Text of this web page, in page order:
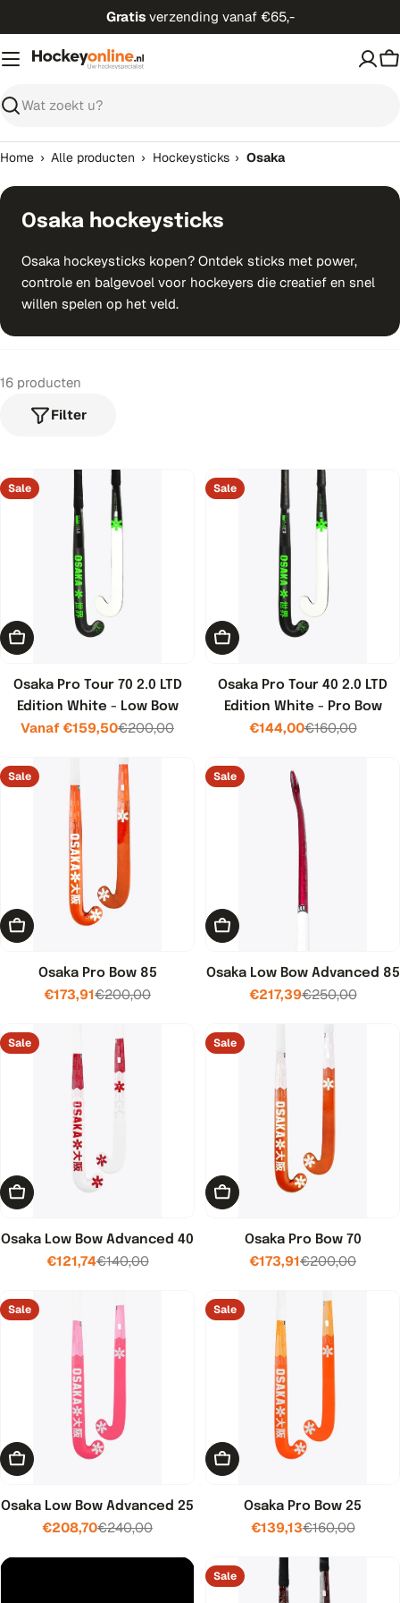
direct
naar
inhoud
Gratis verzending vanaf €65,-
Zoeken
Home › Alle producten › Hockeysticks › Osaka
Osaka hockeysticks
Osaka hockeysticks kopen? Ontdek sticks met power,
controle en balgevoel voor hockeyers die creatief en snel
willen spelen op het veld.
16 producten
Filter
Sale
Kies opties
Osaka Pro Tour 70 2.0 LTD
Edition White - Low Bow
Verkoopprijs
Vanaf €159,50Normale
€200,00
Sale
Toevoegen aan
Osaka Pro Tour 40 2.0 LTD
Edition White - Pro Bow
Verkoopprijs
€144,00Normale
€160,00
Sale
Kies opties
Osaka Pro Bow 85
Verkoopprijs
€173,91Normale
€200,00
Sale
Kies opties
Osaka Low Bow Advanced 85
Verkoopprijs
€217,39Normale
€250,00
Sale
Toevoegen aan winkelwagen
Osaka Low Bow Advanced 40
Verkoopprijs
€121,74Normale
€140,00
Sale
Kies opties
Osaka Pro Bow 70
Verkoopprijs
€173,91Normale
€200,00
Sale
Toevoegen aan winkelwagen
Osaka Low Bow Advanced 25
Verkoopprijs
€208,70Normale
€240,00
Sale
Toevoegen aan
Osaka Pro Bow 25
Verkoopprijs
€139,13Normale
€160,00
Sale